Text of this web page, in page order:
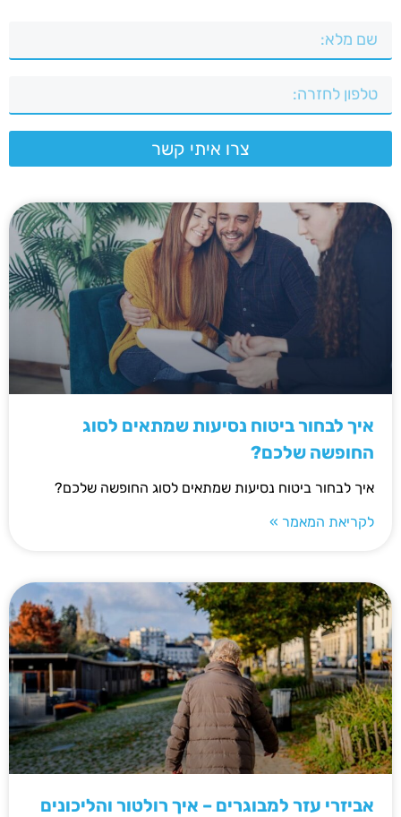
צרו איתי קשר
איך לבחור ביטוח נסיעות שמתאים לסוג
החופשה שלכם?
איך לבחור ביטוח נסיעות שמתאים לסוג החופשה שלכם?
לקריאת המאמר »
אביזרי עזר למבוגרים – איך רולטור והליכונים